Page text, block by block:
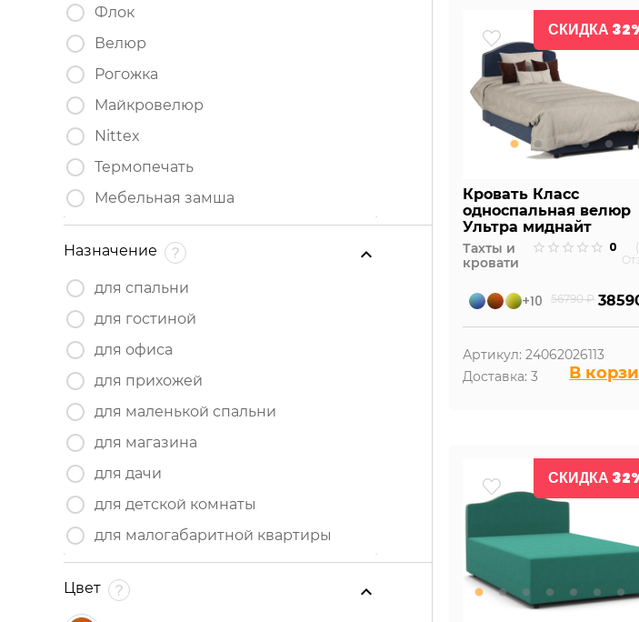
Флок
Велюр
Рогожка
Майкровелюр
Nittex
Термопечать
Мебельная замша
Назначение
для спальни
для гостиной
для офиса
для прихожей
для маленькой спальни
для магазина
для дачи
для детской комнаты
для малогабаритной квартиры
Цвет
СКИДКА
Кровать Класс
односпальная велюр
Ультра миднайт
Тахты и
кровати
0
+10 56790 ₽
Артикул: 24062026113
Доставка: 3
В
СКИДКА